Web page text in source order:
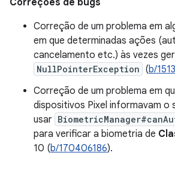
Correções de bugs
Correção de um problema em
em que determinadas ações
cancelamento etc.) às vezes
NullPointerException (b/
Correção de um problema em
dispositivos Pixel informavam
usar
para verificar a biometria de
10 (b/170406186).